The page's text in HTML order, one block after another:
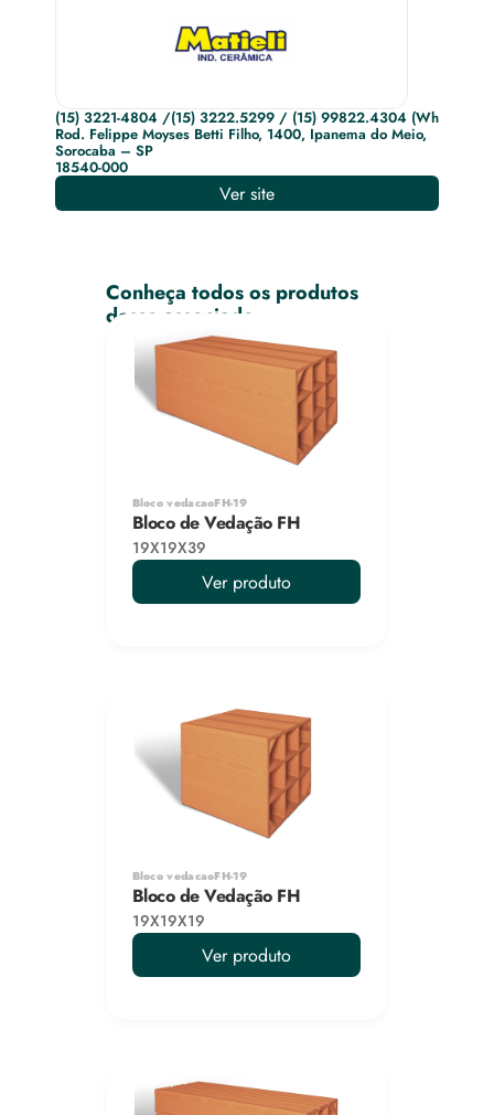
Conheça todos os produtos
desse associado
Bloco vedacaoFH-19
Bloco de Vedação FH
19X19X39
Ver produto
Bloco vedacaoFH-19
Bloco de Vedação FH
19X19X19
Ver produto
(15) 3221-4804 /(15) 3222.5299 / (15) 99822.4304 (Whatsapp)
Rod. Felippe Moyses Betti Filho, 1400, Ipanema do Meio,
Sorocaba – SP
18540-000
Ver site